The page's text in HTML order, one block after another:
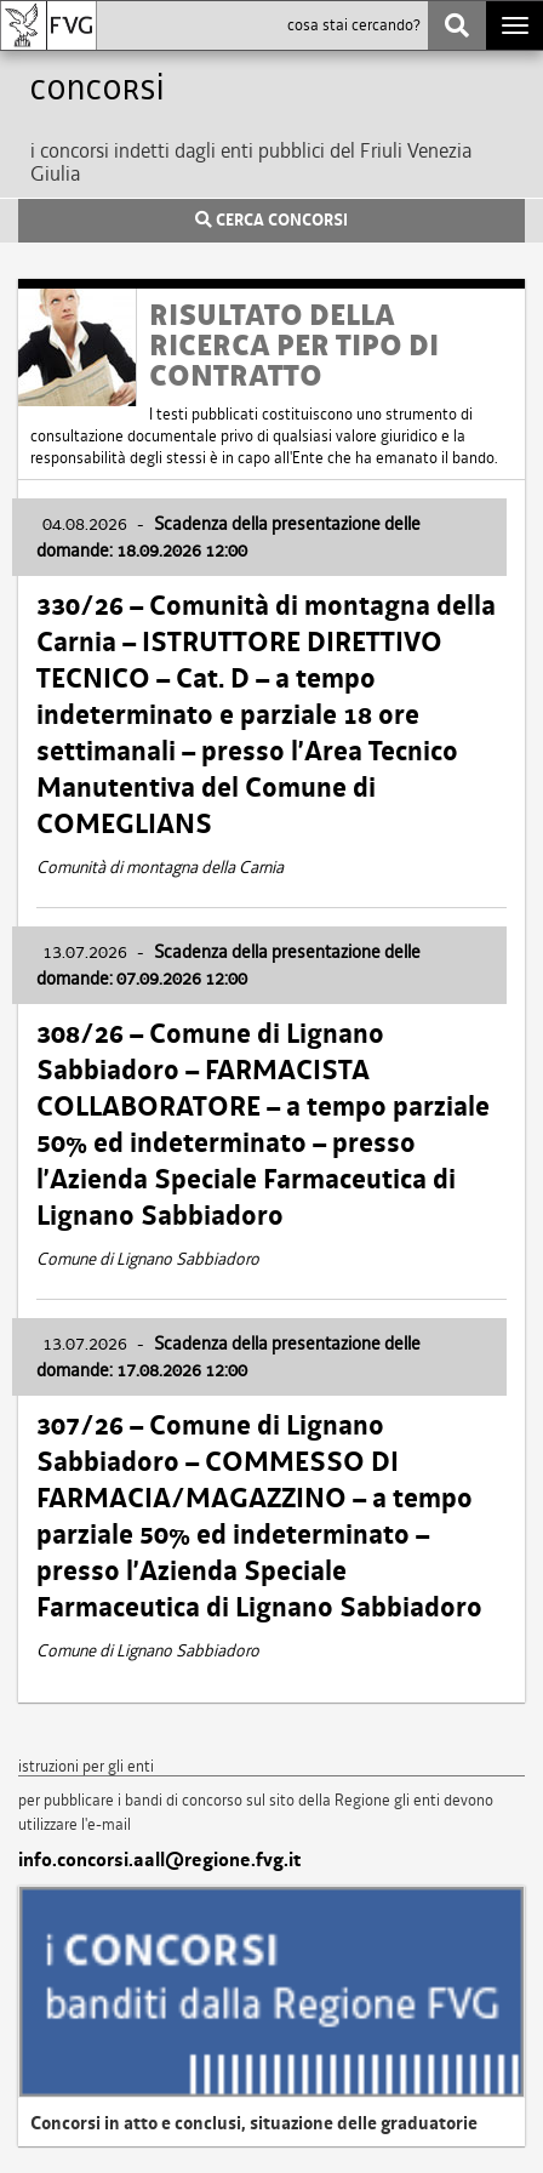
Concorsi
i concorsi indetti dagli enti pubblici del Friuli Venezia
Giulia
CERCA CONCORSI
RISULTATO DELLA
RICERCA PER TIPO DI
CONTRATTO
I testi pubblicati costituiscono uno strumento di
consultazione documentale privo di qualsiasi valore giuridico e la
responsabilità degli stessi è in capo all'Ente che ha emanato il bando.
04.08.2026 - Scadenza della presentazione delle
domande: 18.09.2026 12:00
330/26 – Comunità di montagna della
Carnia – ISTRUTTORE DIRETTIVO
TECNICO – Cat. D – a tempo
indeterminato e parziale 18 ore
settimanali – presso l’Area Tecnico
Manutentiva del Comune di
COMEGLIANS
Comunità di montagna della Carnia
13.07.2026 - Scadenza della presentazione delle
domande: 07.09.2026 12:00
308/26 – Comune di Lignano
Sabbiadoro – FARMACISTA
COLLABORATORE – a tempo parziale
50% ed indeterminato – presso
l’Azienda Speciale Farmaceutica di
Lignano Sabbiadoro
Comune di Lignano Sabbiadoro
13.07.2026 - Scadenza della presentazione delle
domande: 17.08.2026 12:00
307/26 – Comune di Lignano
Sabbiadoro – COMMESSO DI
FARMACIA/MAGAZZINO – a tempo
parziale 50% ed indeterminato –
presso l’Azienda Speciale
Farmaceutica di Lignano Sabbiadoro
Comune di Lignano Sabbiadoro
istruzioni per gli enti
per pubblicare i bandi di concorso sul sito della Regione gli enti devono
utilizzare l'e-mail
info.concorsi.aall@regione.fvg.it
Concorsi in atto e conclusi, situazione delle graduatorie